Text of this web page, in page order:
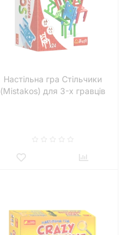
Настільна гра Стільчики
(Mistakos) для 3-х гравців